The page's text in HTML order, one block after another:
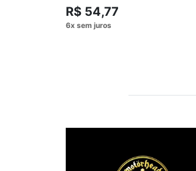
R$ 54,77